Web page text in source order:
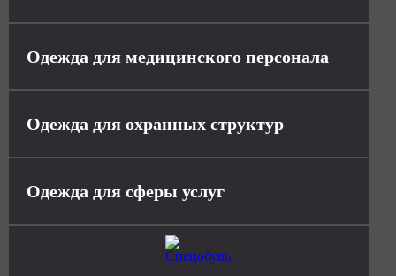
Одежда для медицинского персонала
Одежда для охранных структур
Одежда для сферы услуг